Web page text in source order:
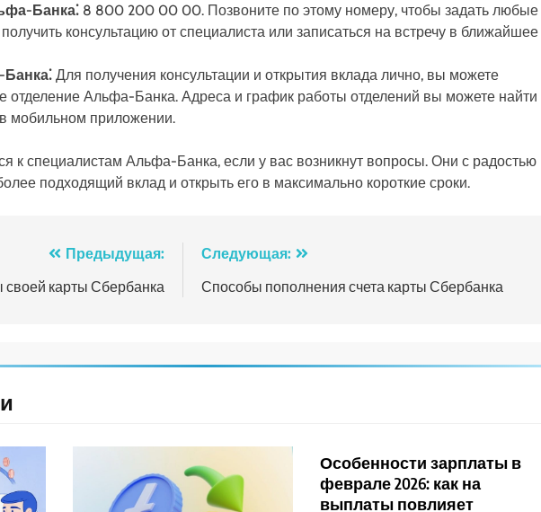
Банка⁚ 8 800 200 00 00. Позвоните по этому номеру, чтобы задать любые
консультацию от специалиста или записаться на встречу в ближайшее
Для получения консультации и открытия вклада лично, вы можете
отделение Альфа-Банка. Адреса и график работы отделений вы можете найти
мобильном приложении.
к специалистам Альфа-Банка, если у вас возникнут вопросы. Они с радостью
подходящий вклад и открыть его в максимально короткие сроки.
Предыдущая:
своей карты Сбербанка
Следующая:
Способы пополнения счета карты Сбербанка
Особенности зарплаты в
феврале 2026: как на
выплаты повлияет